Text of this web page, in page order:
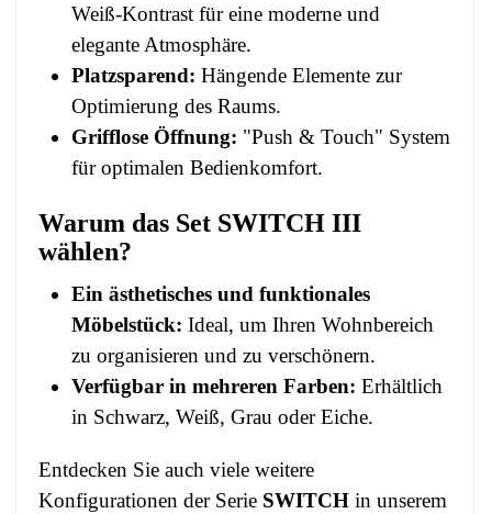
Weiß-Kontrast für eine moderne und
elegante Atmosphäre.
Platzsparend: Hängende Elemente zur
Optimierung des Raums.
Grifflose Öffnung: "Push & Touch" System
für optimalen Bedienkomfort.
Warum das Set SWITCH III
wählen?
Ein ästhetisches und funktionales
Möbelstück: Ideal, um Ihren Wohnbereich
zu organisieren und zu verschönern.
Verfügbar in mehreren Farben: Erhältlich
in Schwarz, Weiß, Grau oder Eiche.
Entdecken Sie auch viele weitere
Konfigurationen der Serie SWITCH in unserem